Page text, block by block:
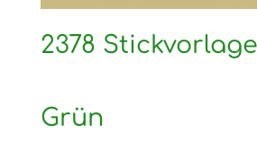
2378
Grün